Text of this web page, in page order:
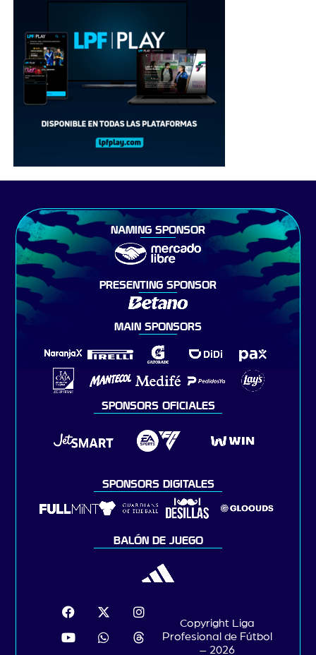
NAMING SPONSOR
PRESENTING SPONSOR
MAIN SPONSORS
SPONSORS OFICIALES
SPONSORS DIGITALES
BALÓN DE JUEGO
Copyright Liga
Profesional de Fútbol
– 2026